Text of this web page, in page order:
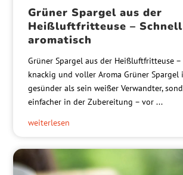
Grüner Spargel aus der
Heißluftfritteuse –
aromatisch
Grüner Spargel aus der Heißluftfritteuse –
knackig und voller Aroma Grüner
gesünder als sein weißer Verwandter,
einfacher in der Zubereitung – vor ...
weiterlesen